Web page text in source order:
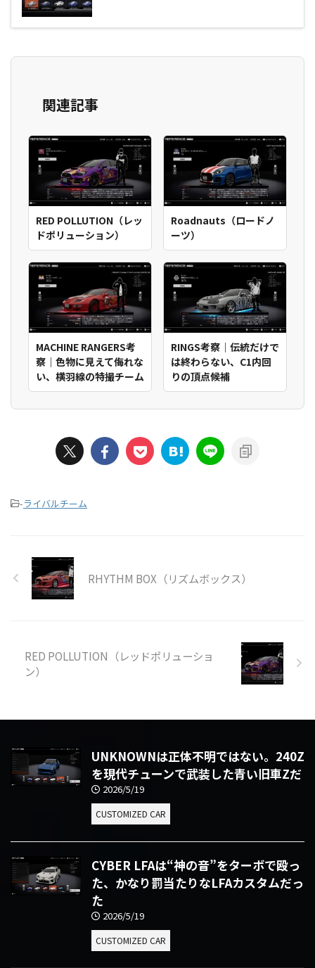
関連記事
RED POLLUTION（レッ
ドポリューション）
Roadnauts（ロードノ
ーツ）
MACHINE RANGERS考
察｜色物に見えて侮れな
い、横羽線の特撮チーム
RINGS考察｜伝統だけで
は終わらない、C1内回
りの頂点候補
-ライバルチーム
RHYTHM BOX（リズムボックス）
RED POLLUTION（レッドポリューショ
ン）
UNKNOWNは正体不明ではない。240Z
を現代チューンで武装した青い旧車Zだ
2026/5/19
CUSTOMIZED CAR
CYBER LFAは“神の音”をターボで殴っ
た、かなり罰当たりなLFAカスタムだっ
た
2026/5/19
CUSTOMIZED CAR